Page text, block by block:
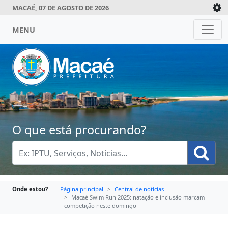
MACAÉ, 07 DE AGOSTO DE 2026
MENU
O que está procurando?
Onde estou? Página principal
Central de notícias
Macaé Swim Run 2025: natação e inclusão marcam
competição neste domingo